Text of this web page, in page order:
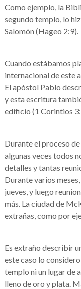
Como ejemplo, la
segundo templo, lo
Salomón (Hageo 2:9).
Cuando estábamos
internacional de este
El apóstol Pablo
y esta escritura
edificio (1 Corintios
Durante el proceso
algunas veces todos
detalles y tantas
Durante varios
jueves, y luego
más. La ciudad de
extrañas, como por
Es extraño describir
este caso lo
templo ni un lugar de
lleno de oro y plata.